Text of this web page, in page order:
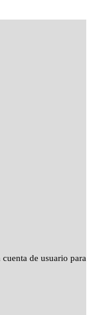
de usuario para